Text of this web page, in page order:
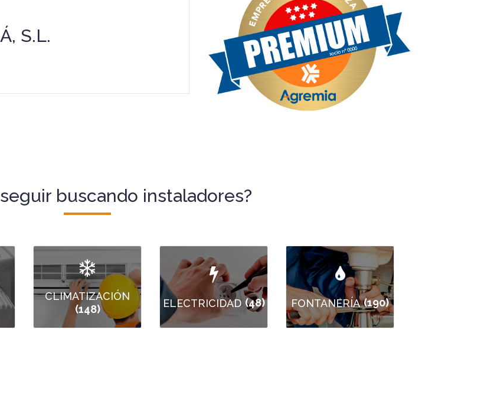
S.L.
buscando instaladores?
CLIMATIZACIÓN
(148)
ELECTRICIDAD (48) FONTANERÍA (190)